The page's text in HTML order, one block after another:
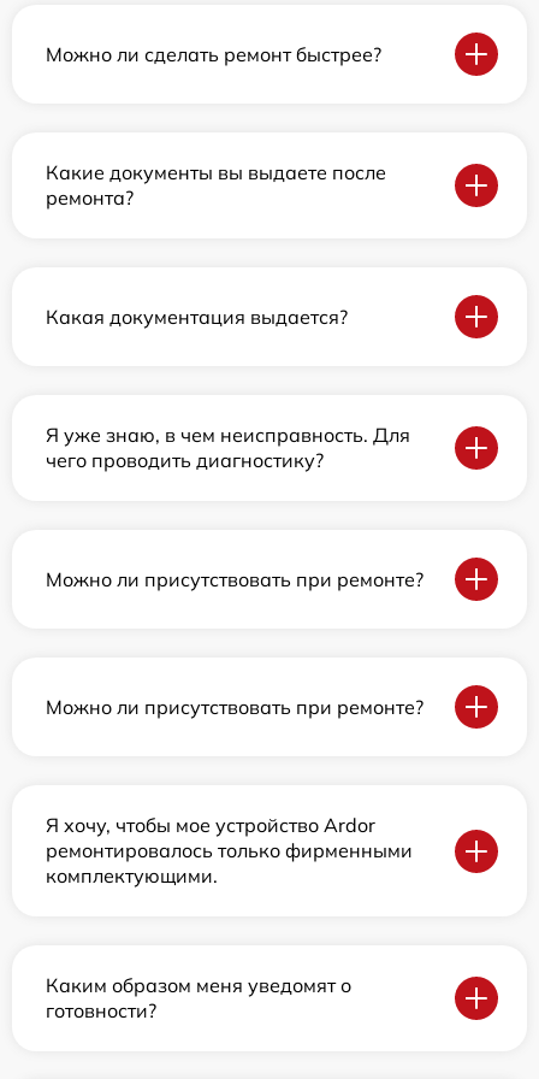
Можно ли сделать ремонт быстрее?
Какие документы вы выдаете после
ремонта?
Какая документация выдается?
Я уже знаю, в чем неисправность. Для
чего проводить диагностику?
Можно ли присутствовать при ремонте?
Можно ли присутствовать при ремонте?
Я хочу, чтобы мое устройство Ardor
ремонтировалось только фирменными
комплектующими.
Каким образом меня уведомят о
готовности?